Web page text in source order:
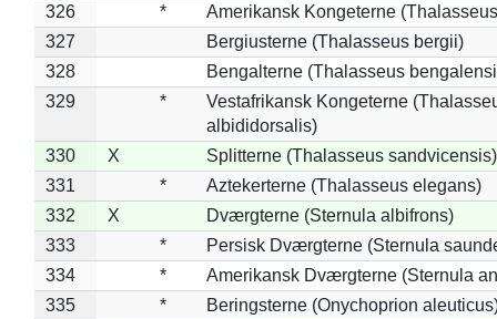
326
*
Amerikansk Kongeterne
327
Bergiusterne (Thalasseus bergii)
328
Bengalterne (Thalasseus
329
*
Vestafrikansk Kongeterne
albididorsalis)
330
X
Splitterne (Thalasseus sandvicensis)
331
*
Aztekerterne (Thalasseus elegans)
332
X
Dværgterne (Sternula albifrons)
333
*
Persisk Dværgterne (Sternula
334
*
Amerikansk Dværgterne (Sternula
335
*
Beringsterne (Onychoprion